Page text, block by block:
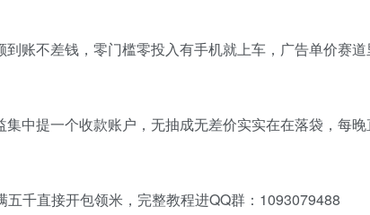
账不差钱，零门槛零投入有手机就上车，广告单价赛道
中提一个收款账户，无抽成无差价实实在在落袋，每晚
千直接开包领米，完整教程进QQ群：1093079488